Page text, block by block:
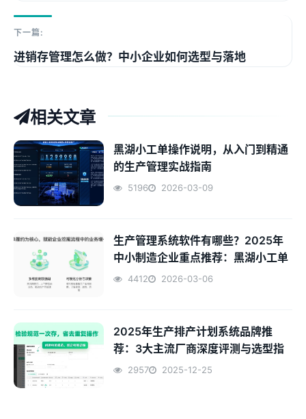
下一篇:
进销存管理怎么做？中小企业如何选型与落地
相关文章
黑湖小工单操作说明，从入门到精通
的生产管理实战指南
5196 2026-03-09
生产管理系统软件有哪些？2025年
中小制造企业重点推荐：黑湖小工单
4412 2026-03-06
2025年生产排产计划系统品牌推
荐：3大主流厂商深度评测与选型指
南
2957 2025-12-25